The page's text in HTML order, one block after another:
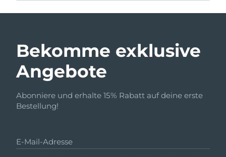
Bekomme exklusive
Angebote
Abonniere und erhalte 15% Rabatt auf deine erste
Bestellung!
E-Mail-Adresse